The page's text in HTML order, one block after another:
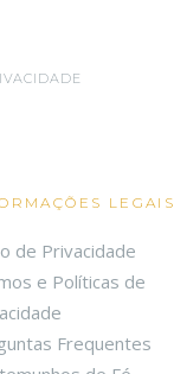
LEGAIS
de Privacidade
e Políticas de
Frequentes